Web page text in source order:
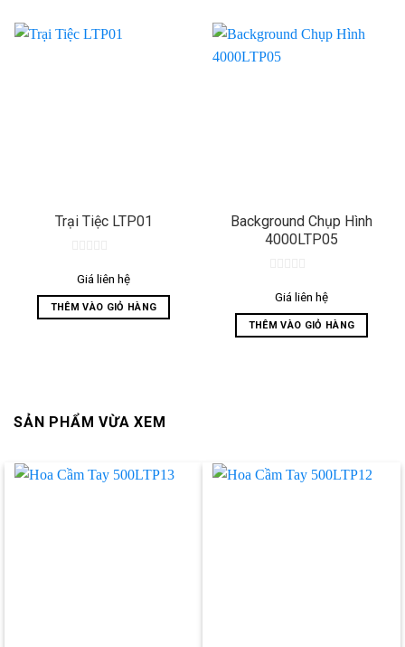
Trại Tiệc LTP01
out
5
Giá liên hệ
THÊM VÀO GIỎ HÀNG
Background Chụp Hình
4000LTP05
out
5
Giá liên hệ
THÊM VÀO GIỎ HÀNG
SẢN PHẨM VỪA XEM